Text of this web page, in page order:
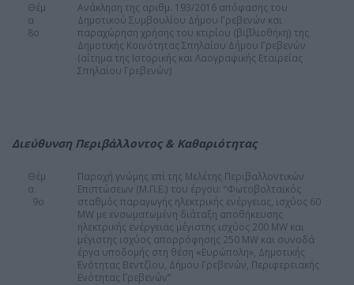
Θέμ
α
8ο
Ανάκληση της αριθμ. 193/2016 απόφασης του
Δημοτικού Συμβουλίου Δήμου Γρεβενών και
παραχώρηση χρήσης του κτιρίου (βιβλιοθήκη) της
Δημοτικής Κοινότητας Σπηλαίου Δήμου Γρεβενών
(αίτημα της Ιστορικής και Λαογραφικής Εταιρείας
Σπηλαίου Γρεβενών)
Διεύθυνση Περιβάλλοντος & Καθαριότητας
Θέμ
α
9ο
Παροχή γνώμης επί της Μελέτης Περιβαλλοντικών
Επιπτώσεων (Μ.Π.Ε.) του έργου: “Φωτοβολταϊκός
σταθμός παραγωγής ηλεκτρικής ενέργειας, ισχύος 60
MW με ενσωματωμένη διάταξη αποθήκευσης
ηλεκτρικής ενέργειας μέγιστης ισχύος 200 MW και
μέγιστης ισχύος απορρόφησης 250 MW και συνοδά
έργα υποδομής στη θέση «Ευρώπολη», Δημοτικής
Ενότητας Βεντζίου, Δήμου Γρεβενών, Περιφερειακής
Ενότητας Γρεβενών”